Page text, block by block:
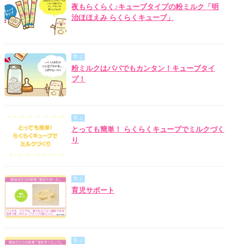
夜もらくらく♪キューブタイプの粉ミルク「明
治ほほえみ らくらくキューブ」
学ぶ
粉ミルクはパパでもカンタン！キューブタイ
プ！
学ぶ
とっても簡単！ らくらくキューブでミルクづく
り
学ぶ
育児サポート
学ぶ